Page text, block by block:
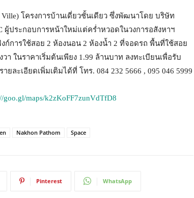
โครงการบ้านเดี่ยวชั้นเดียว ซึ่งพัฒนาโดย บริษัท
ประกอบการหน้าใหม่แต่คร่ำหวอดในวงการอสังหาฯ
การใช้สอย 2 ห้องนอน 2 ห้องน้ำ 2 ที่จอดรถ พื้นที่ใช้สอย
า ในราคาเริ่มต้นเพียง 1.99 ล้านบาท ลงทะเบียนเพื่อรับ
ะเอียดเพิ่มเติมได้ที่ โทร. 084 232 5666 , 095 046 5999
goo.gl/maps/k2zKoFF7zunVdTfD8
Nakhon Pathom Space
Pinterest WhatsApp